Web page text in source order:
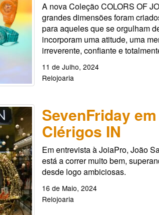
A nova Coleção COLORS OF
grandes dimensões foram
para aqueles que se orgulham
incorporam uma atitude, uma
irreverente, confiante e
11 de Julho, 2024
Relojoaria
SevenFriday
Clérigos IN
Em entrevista à JoiaPro, João
está a correr muito bem,
desde logo ambiciosas.
16 de Maio, 2024
Relojoaria